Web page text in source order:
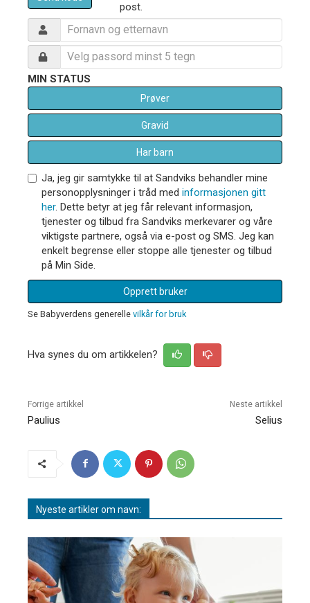
post.
MIN STATUS
Prøver
Gravid
Har barn
Ja, jeg gir samtykke til at Sandviks behandler mine
personopplysninger i tråd med informasjonen gitt
her. Dette betyr at jeg får relevant informasjon,
tjenester og tilbud fra Sandviks merkevarer og våre
viktigste partnere, også via e-post og SMS. Jeg kan
enkelt begrense eller stoppe alle tjenester og tilbud
på Min Side.
Opprett bruker
Se Babyverdens generelle vilkår for bruk
Hva synes du om artikkelen?
Forrige artikkel
Paulius
Neste artikkel
Selius
Nyeste artikler om navn: